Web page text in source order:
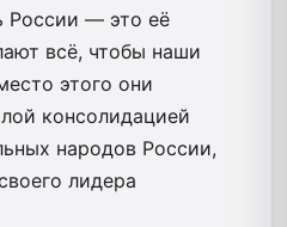
России — это её
всё, чтобы наши
этого они
консолидацией
народов России,
лидера